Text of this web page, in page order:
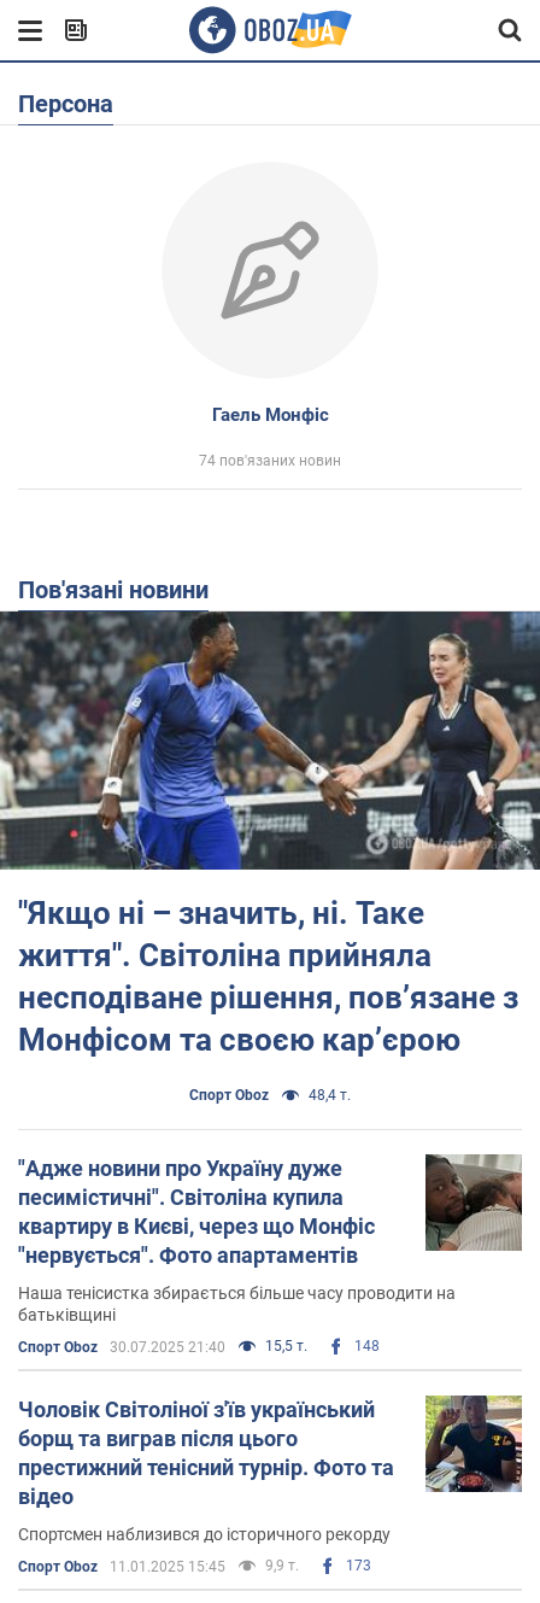
Персона
Гаель Монфіс
74 пов'язаних новин
Пов'язані новини
"Якщо ні – значить, ні. Таке
життя". Світоліна прийняла
несподіване рішення, пов’язане з
Монфісом та своєю кар’єрою
Спорт Oboz 48,4 т.
"Адже новини про Україну дуже
песимістичні". Світоліна купила
квартиру в Києві, через що Монфіс
"нервується". Фото апартаментів
Наша тенісистка збирається більше часу проводити на
батьківщині
Спорт Oboz 30.07.2025 21:40 15,5 т. 148
Чоловік Світоліної з'їв український
борщ та виграв після цього
престижний тенісний турнір. Фото та
відео
Спортсмен наблизився до історичного рекорду
Спорт Oboz 11.01.2025 15:45 9,9 т. 173